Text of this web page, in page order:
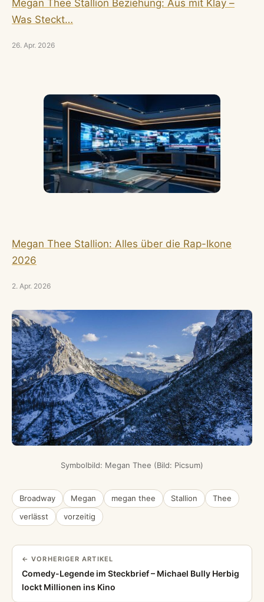
Megan Thee Stallion Beziehung: Aus mit Klay –
Was Steckt…
26. Apr. 2026
Megan Thee Stallion: Alles über die Rap-Ikone
2026
2. Apr. 2026
Symbolbild: Megan Thee (Bild: Picsum)
Broadway Megan megan thee Stallion
Thee
verlässt
vorzeitig
← VORHERIGER ARTIKEL
Comedy-Legende im Steckbrief – Michael Bully Herbig
lockt Millionen ins Kino